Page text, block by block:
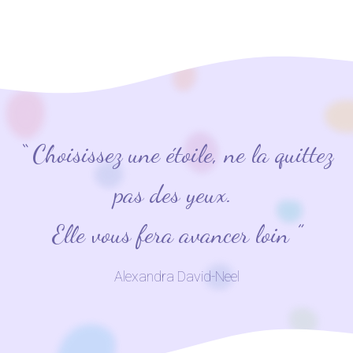
“ Choisissez une étoile, ne la quittez
pas des yeux.
Elle vous fera avancer loin ”
Alexandra David-Neel